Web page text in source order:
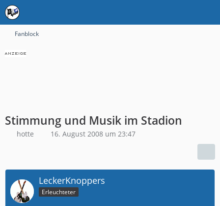
Fanblock
Stimmung und Musik im Stadion
hotte 16. August 2008 um 23:47
LeckerKnoppers
Erleuchteter